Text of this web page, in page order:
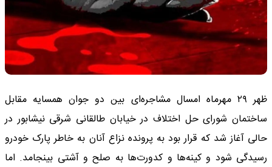
ظهر ۲۹ مهرماه امسال مشاجره‌ای بین دو جوان همسایه مقابل
ساختمان شورای حل اختلاف در خیابان طالقانی شرقی نیشابور در
حالی آغاز شد که قرار بود به پرونده نزاع آنان به خاطر پارک خودرو
رسیدگی شود و کینه‌ها و کدورت‌ها به صلح و آشتی بینجامد. اما